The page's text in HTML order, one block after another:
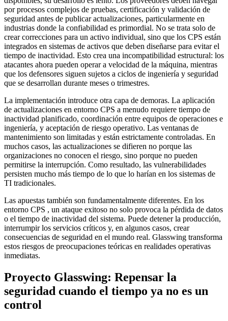
por procesos complejos de pruebas, certificación y validación de
seguridad antes de publicar actualizaciones, particularmente en
industrias donde la confiabilidad es primordial. No se trata solo de
crear correcciones para un activo individual, sino que los CPS están
integrados en sistemas de activos que deben diseñarse para evitar el
tiempo de inactividad. Esto crea una incompatibilidad estructural: los
atacantes ahora pueden operar a velocidad de la máquina, mientras
que los defensores siguen sujetos a ciclos de ingeniería y seguridad
que se desarrollan durante meses o trimestres.
La implementación introduce otra capa de demoras. La aplicación
de actualizaciones en entorno CPS a menudo requiere tiempo de
inactividad planificado, coordinación entre equipos de operaciones e
ingeniería, y aceptación de riesgo operativo. Las ventanas de
mantenimiento son limitadas y están estrictamente controladas. En
muchos casos, las actualizaciones se difieren no porque las
organizaciones no conocen el riesgo, sino porque no pueden
permitirse la interrupción. Como resultado, las vulnerabilidades
persisten mucho más tiempo de lo que lo harían en los sistemas de
TI tradicionales.
Las apuestas también son fundamentalmente diferentes. En los
entorno CPS , un ataque exitoso no solo provoca la pérdida de datos
o el tiempo de inactividad del sistema. Puede detener la producción,
interrumpir los servicios críticos y, en algunos casos, crear
consecuencias de seguridad en el mundo real. Glasswing transforma
estos riesgos de preocupaciones teóricas en realidades operativas
inmediatas.
Proyecto Glasswing: Repensar la
seguridad cuando el tiempo ya no es un
control